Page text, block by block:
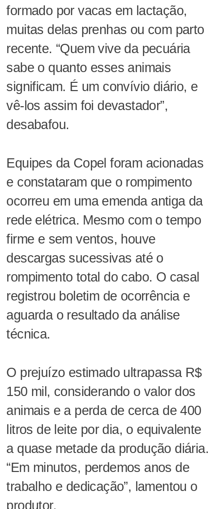
formado por vacas em lactação,
muitas delas prenhas ou com parto
recente. “Quem vive da pecuária
sabe o quanto esses animais
significam. É um convívio diário, e
vê-los assim foi devastador”,
desabafou.
Equipes da Copel foram acionadas
e constataram que o rompimento
ocorreu em uma emenda antiga da
rede elétrica. Mesmo com o tempo
firme e sem ventos, houve
descargas sucessivas até o
rompimento total do cabo. O casal
registrou boletim de ocorrência e
aguarda o resultado da análise
técnica.
O prejuízo estimado ultrapassa R$
150 mil, considerando o valor dos
animais e a perda de cerca de 400
litros de leite por dia, o equivalente
a quase metade da produção diária.
“Em minutos, perdemos anos de
trabalho e dedicação”, lamentou o
produtor.